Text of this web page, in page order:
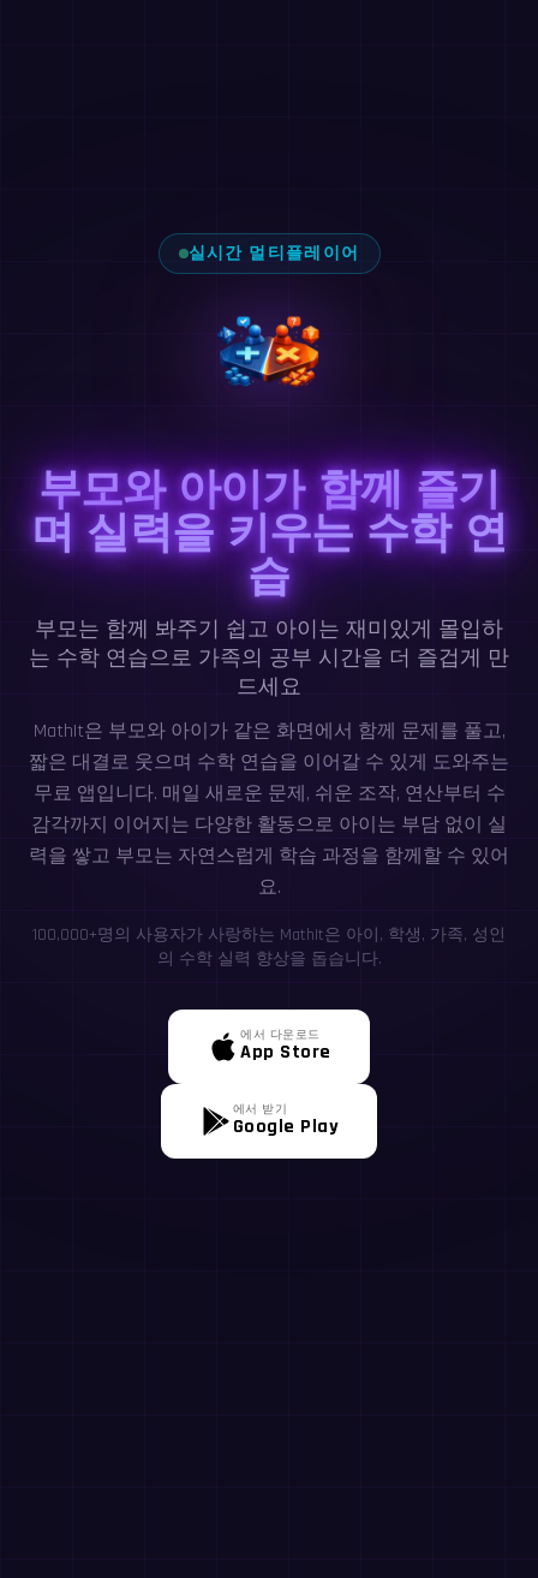
실시간 멀티플레이어
부모와 아이가 함께 즐기
며 실력을 키우는 수학 연
습
부모는 함께 봐주기 쉽고 아이는 재미있게 몰입하
는 수학 연습으로 가족의 공부 시간을 더 즐겁게 만
드세요
MathIt은 부모와 아이가 같은 화면에서 함께 문제를 풀고,
짧은 대결로 웃으며 수학 연습을 이어갈 수 있게 도와주는
무료 앱입니다. 매일 새로운 문제, 쉬운 조작, 연산부터 수
감각까지 이어지는 다양한 활동으로 아이는 부담 없이 실
력을 쌓고 부모는 자연스럽게 학습 과정을 함께할 수 있어
요.
100,000+명의 사용자가 사랑하는 MathIt은 아이, 학생, 가족, 성인
의 수학 실력 향상을 돕습니다.
에서 다운로드
App Store
에서 받기
Google Play